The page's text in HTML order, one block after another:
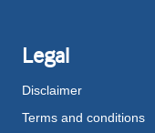
Legal
Disclaimer
Terms and conditions